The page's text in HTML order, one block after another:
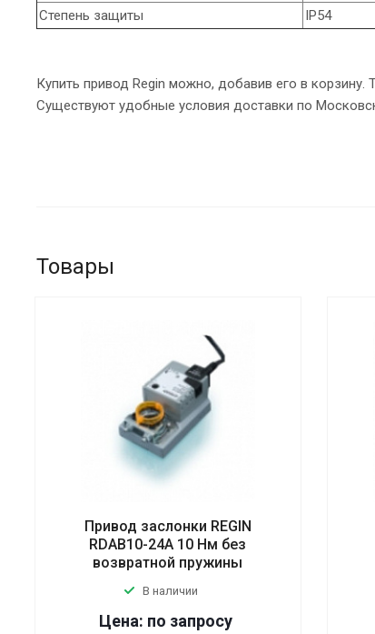
Степень защиты
IP54
Купить привод Regin можно, добавив его в
Существуют удобные условия доставки по
Товары
Привод заслонки REGIN
RDAB10-24A 10 Нм без
возвратной пружины
В наличии
Цена: по запросу